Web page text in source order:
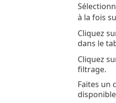
à la fois
Cliquez
dans le
Cliquez
filtrage.
Faites un